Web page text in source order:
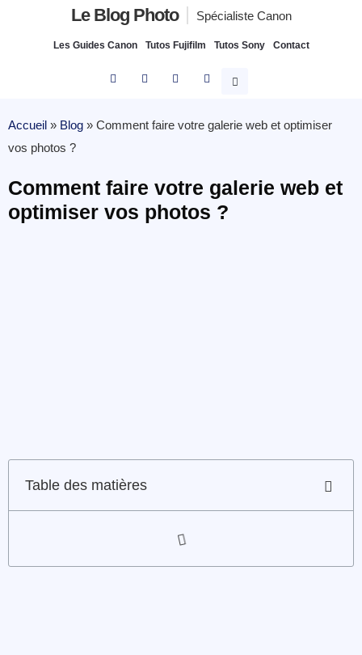
Le Blog Photo Spécialiste Canon
Les Guides Canon Tutos Fujifilm Tutos Sony Contact
Accueil » Blog » Comment faire votre galerie web et optimiser
vos photos ?
Comment faire votre galerie web et
optimiser vos photos ?
Table des matières